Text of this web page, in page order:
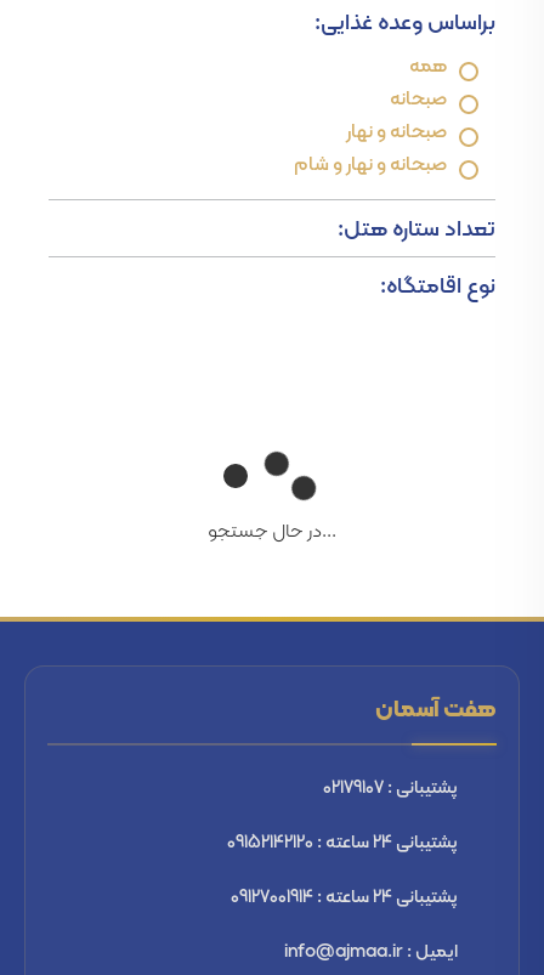
براساس وعده غذایی:
همه
صبحانه
صبحانه و نهار
صبحانه و نهار و شام
تعداد ستاره هتل:
نوع اقامتگاه:
...در حال جستجو
هفت آسمان
پشتیبانی : 02179107
پشتیبانی 24 ساعته : 09152142120
پشتیبانی 24 ساعته : 09127001914
ایمیل : info@ajmaa.ir